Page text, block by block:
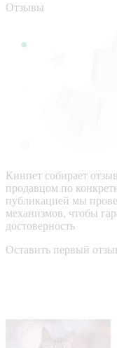
Отзывы
Кинпет собирает
продавцом по
публикацией мы
механизмов, чтобы
достоверность
Оставить первый